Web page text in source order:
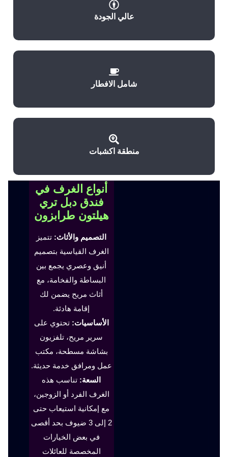
عالي الجودة
شامل الافطار
منطقة اكشبات
أنواع الغرف في
فندق دبل تري
هيلتون طرابزون
التصميم والأثاث: تتميز
الغرف القياسية بتصميم
أنيق وعصري يجمع بين
البساطة والفخامة، مع
أثاث مريح يضمن لك
إقامة هادئة.
الأساسيات: تحتوي على
سرير مريح، تلفزيون
بشاشة مسطحة، مكتب
عمل ومرافق خدمة حديثة.
السعة: تناسب هذه
الغرف الفرد أو الزوجين،
مع إمكانية استيعاب حتى
2 إلى 3 ضيوف بحد أقصى
في بعض الخيارات
المخصصة للعائلات